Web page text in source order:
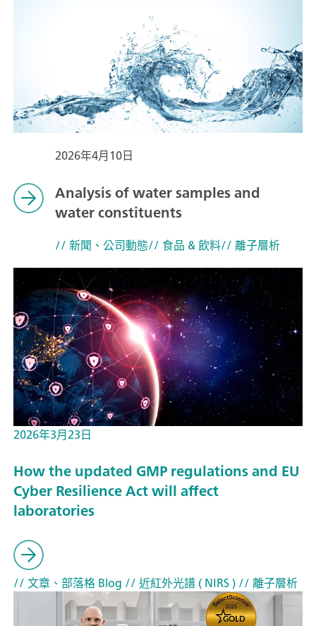
2026年4月10日
Analysis of water samples and
water constituents
// 新聞、公司動態// 食品 & 飲料// 離子層析
2026年3月23日
How the updated GMP regulations and EU
Cyber Resilience Act will affect
laboratories
// 文章、部落格 Blog // 近紅外光譜 ( NIRS )// 離子層析